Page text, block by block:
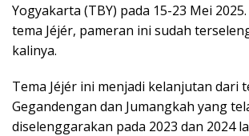
Yogyakarta (TBY) pada 15-23 Mei
tema Jéjér, pameran ini sudah
kalinya.
Tema Jéjér ini menjadi kelanjutan dari
Gegandengan dan Jumangkah yang
diselenggarakan pada 2023 dan 2024